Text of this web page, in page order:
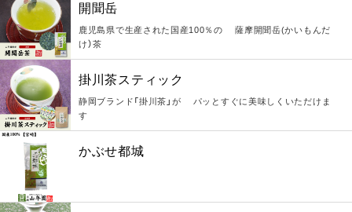
開聞岳
鹿児島県で生産された国産100％の 薩摩開聞岳(かいもんだ
け）茶
掛川茶スティック
静岡ブランド「掛川茶」が パッとすぐに美味しくいただけま
す
かぶせ都城